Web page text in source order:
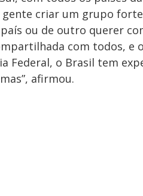
gente criar um grupo
ou de outro querer
com todos, e
Federal, o Brasil tem
afirmou.